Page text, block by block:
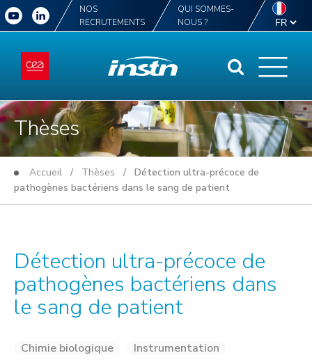
NOS
RECRUTEMENTS
QUI SOMMES-
NOUS ?
Thèses
Accueil / Thèses / Détection ultra-précoce de
pathogènes bactériens dans le sang de patient
Détection ultra-précoce de
pathogènes bactériens dans
le sang de patient
Chimie biologique
Instrumentation